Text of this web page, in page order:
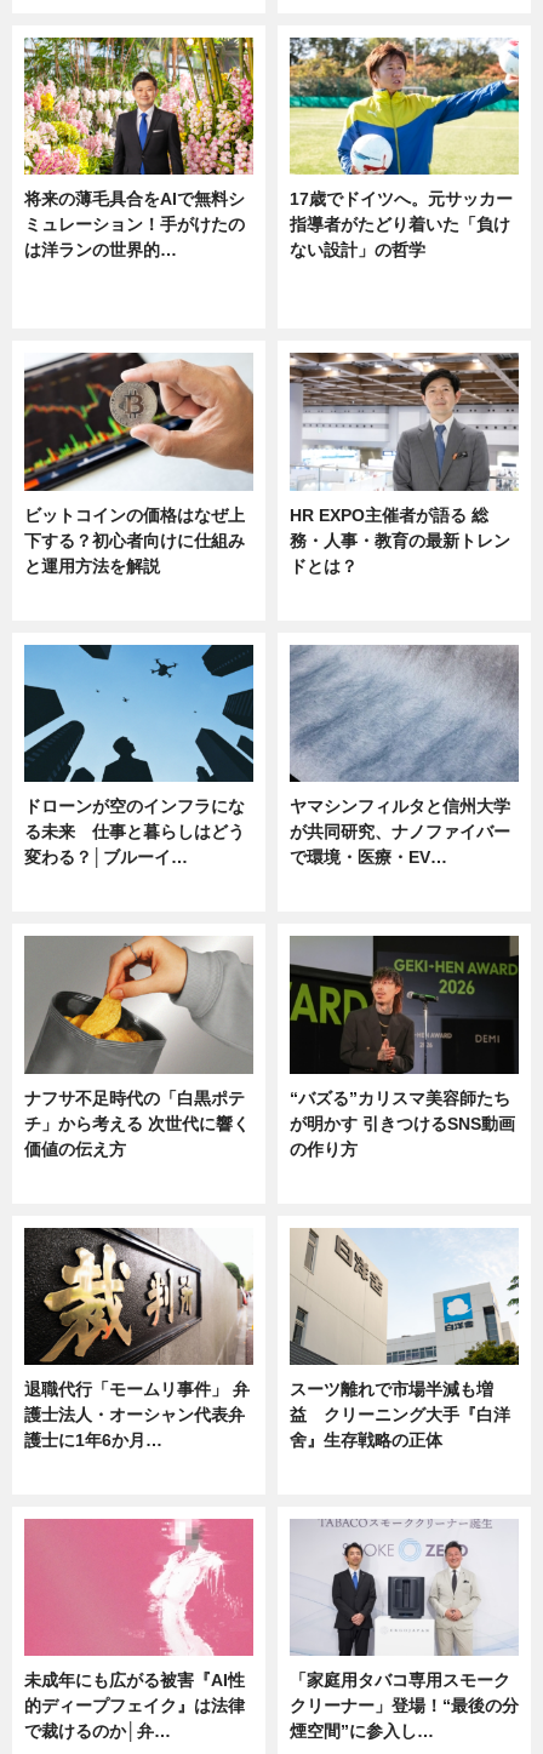
将来の薄毛具合をAIで無料シ
ミュレーション！手がけたの
は洋ランの世界的…
17歳でドイツへ。元サッカー
指導者がたどり着いた「負け
ない設計」の哲学
ビットコインの価格はなぜ上
下する？初心者向けに仕組み
と運用方法を解説
HR EXPO主催者が語る 総
務・人事・教育の最新トレン
ドとは？
ドローンが空のインフラにな
る未来 仕事と暮らしはどう
変わる？│ブルーイ…
ヤマシンフィルタと信州大学
が共同研究、ナノファイバー
で環境・医療・EV…
ナフサ不足時代の「白黒ポテ
チ」から考える 次世代に響く
価値の伝え方
“バズる”カリスマ美容師たち
が明かす 引きつけるSNS動画
の作り方
退職代行「モームリ事件」 弁
護士法人・オーシャン代表弁
護士に1年6か月…
スーツ離れで市場半減も増
益 クリーニング大手『白洋
舍』生存戦略の正体
未成年にも広がる被害『AI性
的ディープフェイク』は法律
で裁けるのか│弁…
「家庭用タバコ専用スモーク
クリーナー」登場！“最後の分
煙空間”に参入し…